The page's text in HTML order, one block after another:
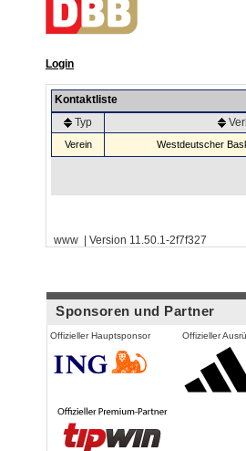
Login
Kontaktliste
Typ
Verein Westdeutscher
www | Version 11.50.1-2f7f327
Sponsoren und Partner
Offizieller Hauptsponsor Offizieller